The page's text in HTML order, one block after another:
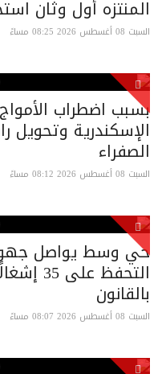
المنتزه أول وثان
السبت 08 أغسطس 2026 08:25 مساءً
بسبب اضطراب
الإسكندرية
الصفراء
السبت 08 أغسطس 2026 08:12 مساءً
حي وسط يواصل جهود
التحفظ
بالقانون
السبت 08 أغسطس 2026 08:07 مساءً